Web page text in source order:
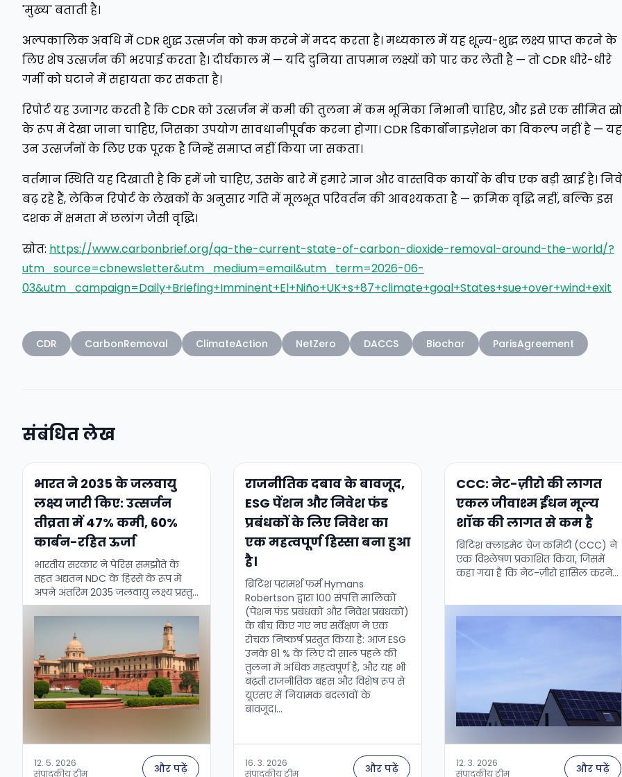
'मुख्य' बताती है।
अल्पकालिक अवधि में CDR शुद्ध उत्सर्जन को कम करने में मदद करता है। मध्यकाल में यह शून्य-शुद्ध लक्ष्य प्राप्त करने के
लिए शेष उत्सर्जन की भरपाई करता है। दीर्घकाल में — यदि दुनिया तापमान लक्ष्यों को पार कर लेती है — तो CDR धीरे-धीरे
गर्मी को घटाने में सहायता कर सकता है।
रिपोर्ट यह उजागर करती है कि CDR को उत्सर्जन में कमी की तुलना में कम भूमिका निभानी चाहिए, और इसे एक सीमित
के रूप में देखा जाना चाहिए, जिसका उपयोग सावधानीपूर्वक करना होगा। CDR डिकार्बोनाइज़ेशन का विकल्प नहीं है — यह
उन उत्सर्जनों के लिए एक पूरक है जिन्हें समाप्त नहीं किया जा सकता।
वर्तमान स्थिति यह दिखाती है कि हमें जो चाहिए, उसके बारे में हमारे ज्ञान और वास्तविक कार्यों के बीच एक बड़ी खाई है।
बढ़ रहे हैं, लेकिन रिपोर्ट के लेखकों के अनुसार गति में मूलभूत परिवर्तन की आवश्यकता है — क्रमिक वृद्धि नहीं, बल्कि इस
दशक में क्षमता में छलांग जैसी वृद्धि।
स्रोत: https://www.carbonbrief.org/qa-the-current-state-of-carbon-dioxide-removal-around-the-world/?
utm_source=cbnewsletter&utm_medium=email&utm_term=2026-06-
03&utm_campaign=Daily+Briefing+Imminent+El+Niño+UK+s+87+climate+goal+States+sue+over+wind+exit
CDR CarbonRemoval ClimateAction NetZero DACCS Biochar ParisAgreement
संबंधित लेख
भारत ने 2035 के जलवायु
लक्ष्य जारी किए: उत्सर्जन
तीव्रता में 47% कमी, 60%
कार्बन-रहित ऊर्जा
भारतीय सरकार ने पेरिस समझौते के
तहत अद्यतन NDC के हिस्से के रूप में
अपने अंतरिम 2035 जलवायु लक्ष्य प्रस्तुत
किए। दुनिया के तीसरे सबसे बड़े उत्सर्जक
के रूप में …
12. 5. 2026
संपादकीय टीम
और पढ़ें
राजनीतिक दबाव के बावजूद,
ESG पेंशन और निवेश फंड
प्रबंधकों के लिए निवेश का
एक महत्वपूर्ण हिस्सा बना हुआ
है।
ब्रिटिश परामर्श फर्म Hymans
Robertson द्वारा 100 संपत्ति मालिकों
(पेंशन फंड प्रबंधकों और निवेश प्रबंधकों)
के बीच किए गए नए सर्वेक्षण ने एक
रोचक निष्कर्ष प्रस्तुत किया है: आज ESG
उनके 81 % के लिए दो साल पहले की
तुलना में अधिक महत्वपूर्ण है, और यह भी
बढ़ती राजनीतिक बहस और विशेष रूप से
यूएसए में नियामक बदलावों के
बावजूद।...
16. 3. 2026
संपादकीय टीम
और पढ़ें
CCC: नेट-ज़ीरो की लागत
एकल जीवाश्म ईंधन मूल्य
शॉक की लागत से कम है
ब्रिटिश क्लाइमेट चेंज कमिटी (CCC) ने
एक विश्लेषण प्रकाशित किया, जिसमें
कहा गया है कि नेट-ज़ीरो हासिल करने
12. 3. 2026
संपादकीय टीम
और पढ़ें